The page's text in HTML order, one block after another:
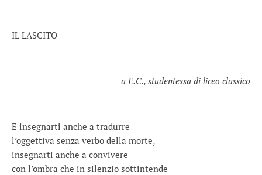
IL LASCITO
a E.C., studentessa di liceo classico
E insegnarti anche a tradurre
l’oggettiva senza verbo della morte,
insegnarti anche a convivere
con l’ombra che in silenzio sottintende